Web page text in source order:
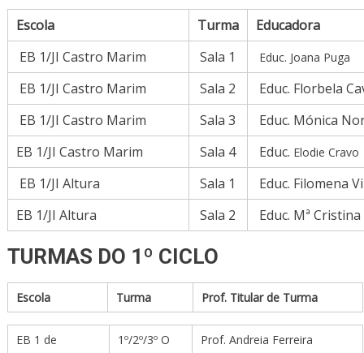
Escola Turma
Educadora
EB 1/JI Castro Marim
Sala 1 Educ. Joana Puga
EB 1/JI Castro Marim Sala 2
Educ. Florbela
EB 1/JI Castro Marim
Sala 3
Educ. Mónica
EB 1/JI Castro Marim
Sala 4 Educ. Elodie Cravo
EB 1/JI Altura Sala 1
Educ. Filomena
EB 1/JI Altura
Sala 2 Educ. Mª
TURMAS DO 1º CICLO
Escola Turma Prof. Titular de Turma
EB 1 de
1º/2º/3º O Prof. Andreia Ferreira